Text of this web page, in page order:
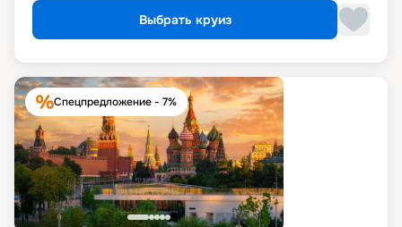
Выбрать круиз
Спецпредложение - 7%